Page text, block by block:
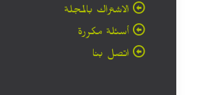
الاشتراك بالمجلة
أسئلة مكررة
اتصل بنا